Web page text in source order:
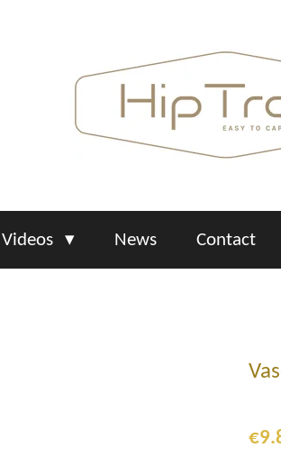
Videos News Contact